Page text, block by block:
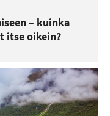
– kuinka
itse oikein?